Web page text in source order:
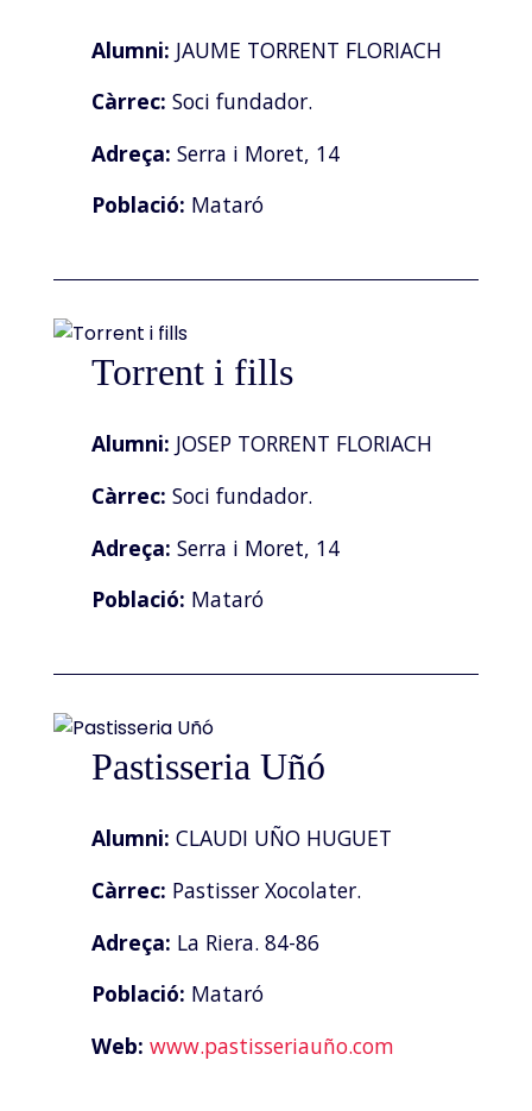
Alumni: JAUME TORRENT FLORIACH
Càrrec: Soci fundador.
Adreça: Serra i Moret, 14
Població: Mataró
Torrent i fills
Alumni: JOSEP TORRENT FLORIACH
Càrrec: Soci fundador.
Adreça: Serra i Moret, 14
Població: Mataró
Pastisseria Uñó
Alumni: CLAUDI UÑO HUGUET
Càrrec: Pastisser Xocolater.
Adreça: La Riera. 84-86
Població: Mataró
Web: www.pastisseriauño.com